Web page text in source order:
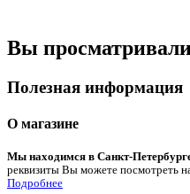
Вы
Полезная информация
О магазине
Мы находимся в Санкт-
реквизиты Вы можете посмотреть
Подробнее